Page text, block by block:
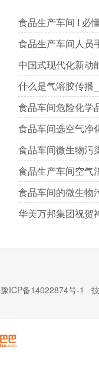
食品生产车间 I 必
食品生产车间人员
中国式现代化新动
什么是气溶胶传播
食品车间危险化学
食品车间选空气净
食品车间微生物污
食品生产车间空气
食品车间的微生物
华美万邦集团祝贺
豫ICP备14022874号-1